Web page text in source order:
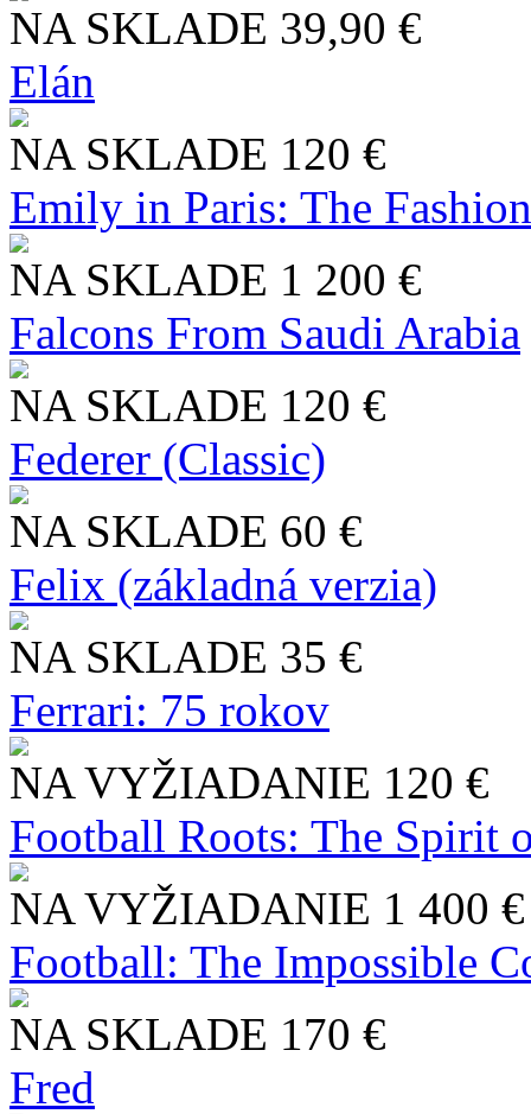
NA SKLADE 39,90 €
Elán
NA SKLADE 120 €
Emily in Paris: The
NA SKLADE 1 200 €
Falcons From Saudi Arabia
NA SKLADE 120 €
Federer (Classic)
NA SKLADE 60 €
Felix (základná verzia)
NA SKLADE 35 €
Ferrari: 75 rokov
NA VYŽIADANIE 120 €
Football Roots: The Spirit
NA VYŽIADANIE 1 400 €
Football: The Impossible
NA SKLADE 170 €
Fred